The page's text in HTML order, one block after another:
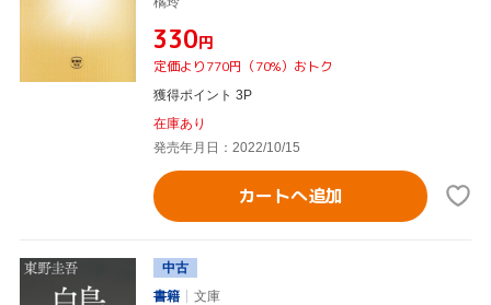
¥330円
定価より770円（70%）おトク
獲得ポイント 3P
在庫あり
発売年月日：2022/10/15
カートへ追加
中古
書籍
文庫